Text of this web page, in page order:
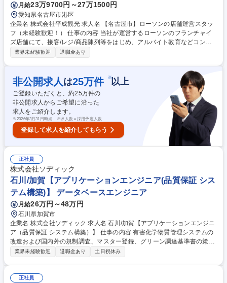
月給23万9700円～27万1500円
愛知県名古屋市港区
企業名 株式会社平成観光 求人名 【名古屋市】ローソンの店舗運営スタッ
フ（未経験歓迎！） 仕事の内容 当社が運営するローソンのフランチャイ
ズ店舗にて、接客/レジ/商品陳列等をはじめ、アルバイト教育などコンビ
ニ運営業務全般をお任せします。 ※入社後、2週間程度の研修を予定して
接客や売れ行きを通してリアルな顧客ニーズを掴み、商品陳列を行うなど
店舗運営に携わることができます。 店舗ディスプレイを工夫するなど、お
客様がワクワク買い物ができる、 売り場づくりを目指していただきます！
仕事内容の変更範囲：当社業務全般内容 募集職種 【名古屋市】ローソン
の店舗運営スタッフ（未経験歓迎！）
業界未経験歓迎 退職金あり
非公開求人 は25万件 ※以上
ご登録いただくと、約25万件の
非公開求人からご希望に沿った
求人をご紹介します。
※2026年3月31日時点 ※求人数＝採用予定人数
登録して求人を紹介してもらう
正社員
株式会社ソディック
石川/加賀【アプリケーションエンジニア(品質保証 シス
テム構築)】 データベースエンジニア
月給26万円～48万円
石川県加賀市
企業名 株式会社ソディック 求人名 石川/加賀【アプリケーションエンジニ
ア（品質保証 システム構築）】 仕事の内容 有害化学物質管理システムの
改造および国内外の規制調査、マスター登録、グリーン調達基準書の策定
を担当します。SAP連動システムの最適化を通じて、製品の安全性確保と
制を強化します。有害化学物質管理のシステム面と運用面の双方から、安
業界未経験歓迎 退職金あり 土日祝休み
正社員